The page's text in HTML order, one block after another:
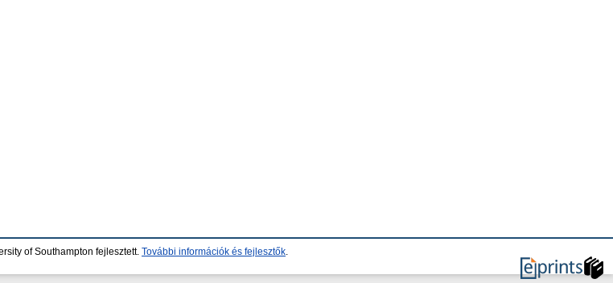
of Southampton fejlesztett. További információk és fejlesztők